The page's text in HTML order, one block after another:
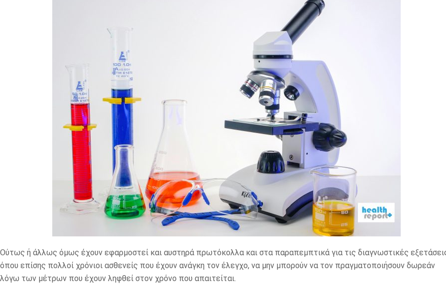
Ούτως ή άλλως όμως έχουν εφαρμοστεί και αυστηρά πρωτόκολλα και στα παραπεμπτικά για τις διαγνωστικές
όπου επίσης πολλοί χρόνιοι ασθενείς που έχουν ανάγκη τον έλεγχο, να μην μπορούν να τον πραγματοποιήσουν δωρεάν
λόγω των μέτρων που έχουν ληφθεί στον χρόνο που απαιτείται.